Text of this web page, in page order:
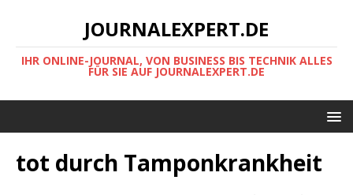
JOURNALEXPERT.DE
IHR ONLINE-JOURNAL, VON BUSINESS BIS TECHNIK ALLES
FÜR SIE AUF JOURNALEXPERT.DE
tot durch Tamponkrankheit